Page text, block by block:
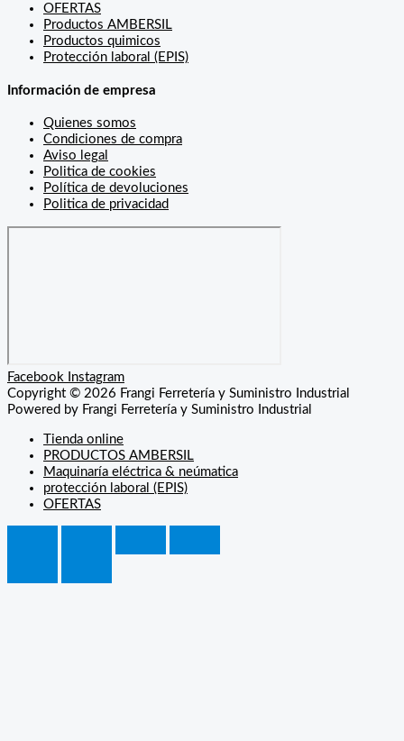
OFERTAS
Productos AMBERSIL
Productos quimicos
Protección laboral (EPIS)
Información de empresa
Quienes somos
Condiciones de compra
Aviso legal
Politica de cookies
Política de devoluciones
Politica de privacidad
Facebook
Instagram
Copyright © 2026 Frangi Ferretería y Suministro Industrial
Powered by Frangi Ferretería y Suministro Industrial
Tienda online
PRODUCTOS AMBERSIL
Maquinaría eléctrica & neúmatica
protección laboral (EPIS)
OFERTAS